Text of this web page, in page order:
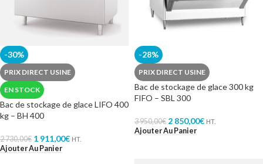
-30%
PRIX DIRECT USINE
EN STOCK
Bac de stockage de glace LIFO 400
kg – BH 400
2 730,00€ 1 911,00€ HT.
Ajouter Au Panier
-28%
PRIX DIRECT USINE
Bac de stockage de glace 300 kg
FIFO – SBL 300
3 950,00€ 2 850,00€ HT.
Ajouter Au Panier